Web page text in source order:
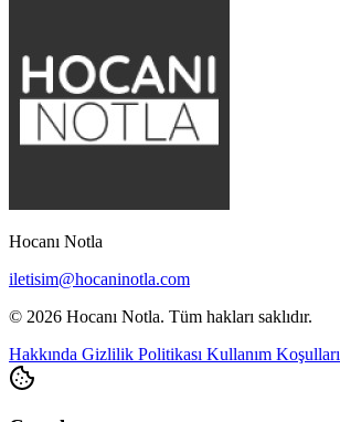
Hocanı Notla
iletisim@hocaninotla.com
© 2026 Hocanı Notla. Tüm hakları saklıdır.
Hakkında Gizlilik Politikası Kullanım Koşulları